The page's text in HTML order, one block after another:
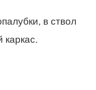
в ствол
каркас.